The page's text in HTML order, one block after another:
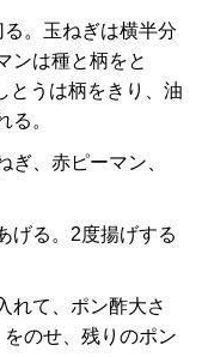
。玉ねぎは横半分
ンは種と柄をと
とうは柄をきり、油
る。
、赤ピーマン、
げる。2度揚げする
れて、ポン酢大さ
のせ、残りのポン